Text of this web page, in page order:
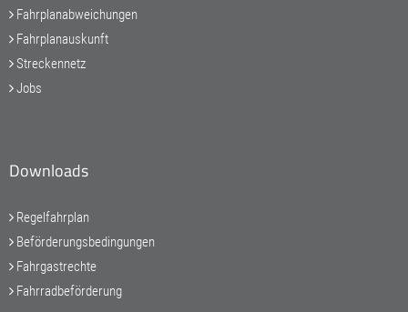
Fahrplanabweichungen
Fahrplanauskunft
Streckennetz
Jobs
Downloads
Regelfahrplan
Beförderungsbedingungen
Fahrgastrechte
Fahrradbeförderung